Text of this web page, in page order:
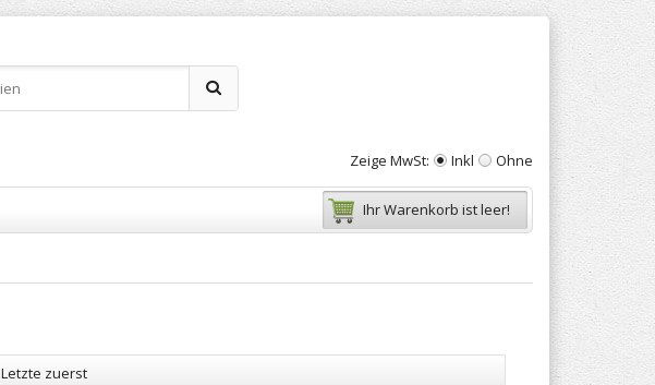
Zeige MwSt: Inkl Ohne
Ihr Warenkorb ist leer!
Letzte zuerst